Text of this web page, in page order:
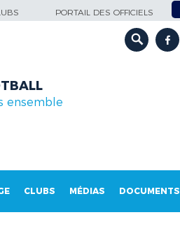
PORTAIL DES OFFICIELS
ensemble
CLUBS MÉDIAS DOCUMENTS